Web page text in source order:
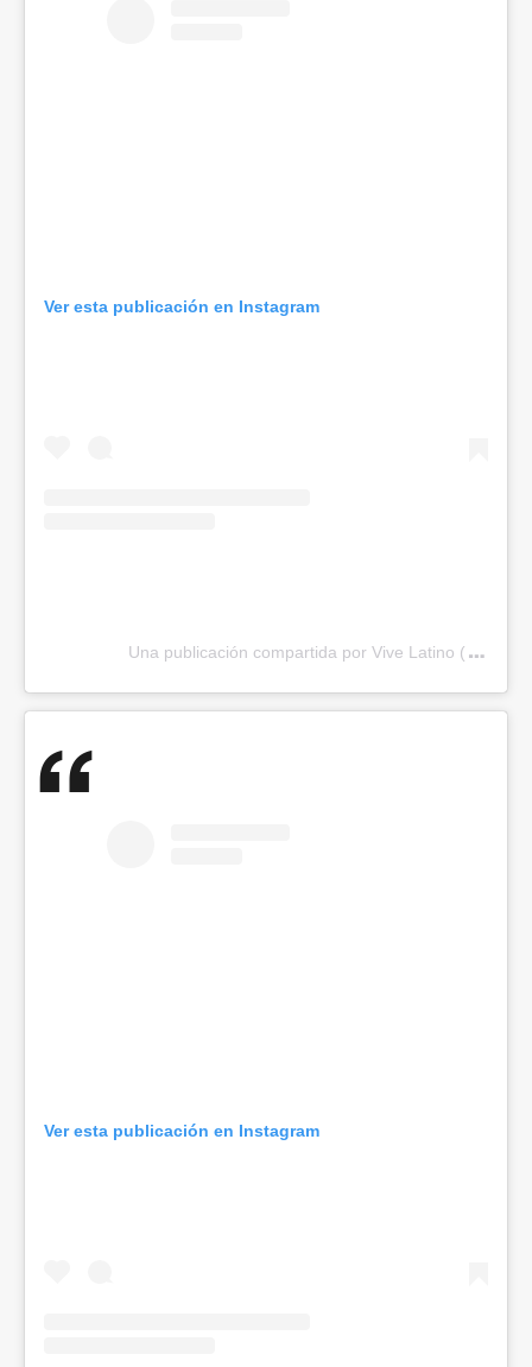
Ver esta publicación en Instagram
Una publicación compartida por Vive Latino
Ver esta publicación en Instagram